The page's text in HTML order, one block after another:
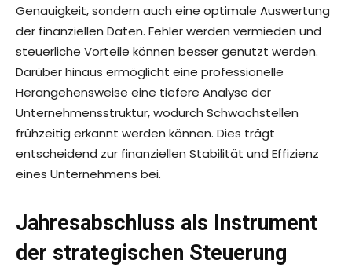
Genauigkeit, sondern auch eine optimale Auswertung
der finanziellen Daten. Fehler werden vermieden und
steuerliche Vorteile können besser genutzt werden.
Darüber hinaus ermöglicht eine professionelle
Herangehensweise eine tiefere Analyse der
Unternehmensstruktur, wodurch Schwachstellen
frühzeitig erkannt werden können. Dies trägt
entscheidend zur finanziellen Stabilität und Effizienz
eines Unternehmens bei.
Jahresabschluss als Instrument
der strategischen Steuerung